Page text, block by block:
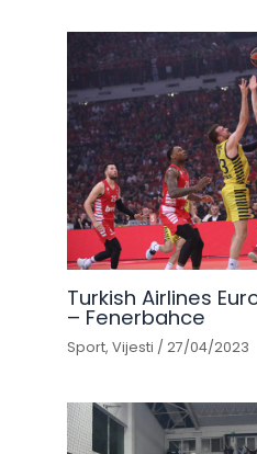
Turkish Airlines
– Fenerbahce
Sport,Vijesti /27/04/2023